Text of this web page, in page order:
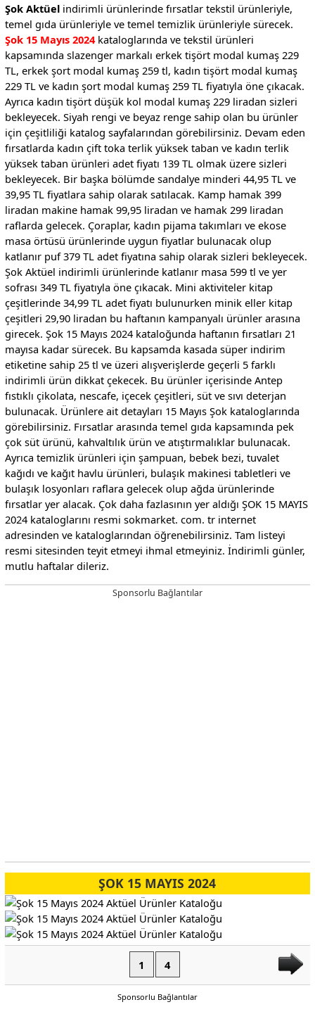
Şok Aktüelindirimli ürünlerinde fırsatlar tekstil ürünleriyle,
temel gıda ürünleriyle ve temel temizlik ürünleriyle sürecek.
Şok 15 Mayıs 2024kataloglarında ve tekstil ürünleri
kapsamında slazenger markalı erkek tişört modal kumaş 229
TL, erkek şort modal kumaş 259 tl, kadın tişört modal kumaş
229 TL ve kadın şort modal kumaş 259 TL fiyatıyla öne çıkacak.
Ayrıca kadın tişört düşük kol modal kumaş 229 liradan sizleri
bekleyecek. Siyah rengi ve beyaz renge sahip olan bu ürünler
için çeşitliliği katalog sayfalarından görebilirsiniz. Devam eden
fırsatlarda kadın çift toka terlik yüksek taban ve kadın terlik
yüksek taban ürünleri adet fiyatı 139 TL olmak üzere sizleri
bekleyecek. Bir başka bölümde sandalye minderi 44,95 TL ve
39,95 TL fiyatlara sahip olarak satılacak. Kamp hamak 399
liradan makine hamak 99,95 liradan ve hamak 299 liradan
raflarda gelecek. Çoraplar, kadın pijama takımları ve ekose
masa örtüsü ürünlerinde uygun fiyatlar bulunacak olup
katlanır puf 379 TL adet fiyatına sahip olarak sizleri bekleyecek.
Şok Aktüel indirimli ürünlerinde katlanır masa 599 tl ve yer
sofrası 349 TL fiyatıyla öne çıkacak. Mini aktiviteler kitap
çeşitlerinde 34,99 TL adet fiyatı bulunurken minik eller kitap
çeşitleri 29,90 liradan bu haftanın kampanyalı ürünler arasına
girecek. Şok 15 Mayıs 2024 kataloğunda haftanın fırsatları 21
mayısa kadar sürecek. Bu kapsamda kasada süper indirim
etiketine sahip 25 tl ve üzeri alışverişlerde geçerli 5 farklı
indirimli ürün dikkat çekecek. Bu ürünler içerisinde Antep
fıstıklı çikolata, nescafe, içecek çeşitleri, süt ve sıvı deterjan
bulunacak. Ürünlere ait detayları 15 Mayıs Şok kataloglarında
görebilirsiniz. Fırsatlar arasında temel gıda kapsamında pek
çok süt ürünü, kahvaltılık ürün ve atıştırmalıklar bulunacak.
Ayrıca temizlik ürünleri için şampuan, bebek bezi, tuvalet
kağıdı ve kağıt havlu ürünleri, bulaşık makinesi tabletleri ve
bulaşık losyonları raflara gelecek olup ağda ürünlerinde
fırsatlar yer alacak. Çok daha fazlasının yer aldığı ŞOK 15 MAYIS
2024 kataloglarını resmi sokmarket. com. tr internet
adresinden ve kataloglarından öğrenebilirsiniz. Tam listeyi
resmi sitesinden teyit etmeyi ihmal etmeyiniz. İndirimli günler,
mutlu haftalar dileriz.
Sponsorlu Bağlantılar
ŞOK 15 MAYIS 2024
1 4
Sponsorlu Bağlantılar